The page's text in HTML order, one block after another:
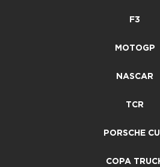
F3
MOTOGP
NASCAR
TCR
PORSCHE
COPA